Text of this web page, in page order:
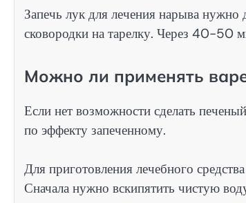
Запечь лук для лечения нарыва нужно
сковородки на тарелку. Через 40-50
Можно ли применять
Если нет возможности сделать
по эффекту запеченному.
Для приготовления лечебного
Сначала нужно вскипятить чистую